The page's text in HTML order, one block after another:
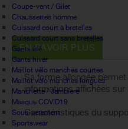
Coupe-vent / Gilet
Chaussettes homme
Cuissard court à bretelles
Cuissard court sans bretelles
Gants été
Gants hiver
Maillot vélo manches courtes
Maillot vélo manches longues
Manchette / Jambiere
Masque COVID19
Sous-vetement
Sportswear
EN SAVOIR PLUS
Sa forme allongée
informations affichées sur
Caractéristiques du